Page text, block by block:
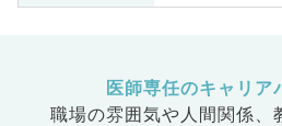
医師専任のキャリア
職場の雰囲気や人間関係、